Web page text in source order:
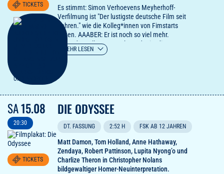
TICKETS
Es stimmt: Simon Verhoevens Meyherhoff-
Verfilmung ist "Der lustigste deutsche Film seit
Jahren." wie die Kolleg*innen von Fimstarts
sagen. AAABER: Er ist noch so viel mehr.
Hauptdarsteller Bruno Alexander ist die
Entdeckung des Jahres und liefert die
bewegendste Version von Tainted Love ever. Ein
Film voll feiner Ironie, geprägt von tiefem
Verständnis für die großen Fragen des Lebens:
sein. Und falls Senta Berger und Michael
Wittenborn nicht in Eurer Schauspieler:innen-Top-
Ten sind, wird sich das mit diesem Film ändern.
MEHR LESEN
SA15.08
20:30
TICKETS
DIE ODYSSEE
DT. FASSUNG 2:52 H FSK AB 12 JAHREN
Matt Damon, Tom Holland, Anne Hathaway,
Zendaya, Robert Pattinson, Lupita Nyong’o und
Charlize Theron in Christopher Nolans
bildgewaltiger Homer-Neuinterpretation.